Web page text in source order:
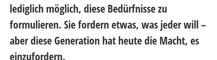
lediglich möglich, diese Bedürfnisse zu
formulieren. Sie fordern etwas, was jeder will –
aber diese Generation hat heute die Macht, es
einzufordern.